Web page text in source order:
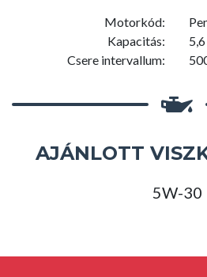
Motorkód:
Kapacitás:
Csere intervallum:
AJÁNLOTT
5W-30